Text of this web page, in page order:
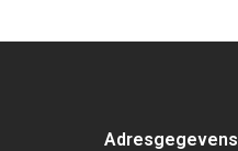
Adresgegevens